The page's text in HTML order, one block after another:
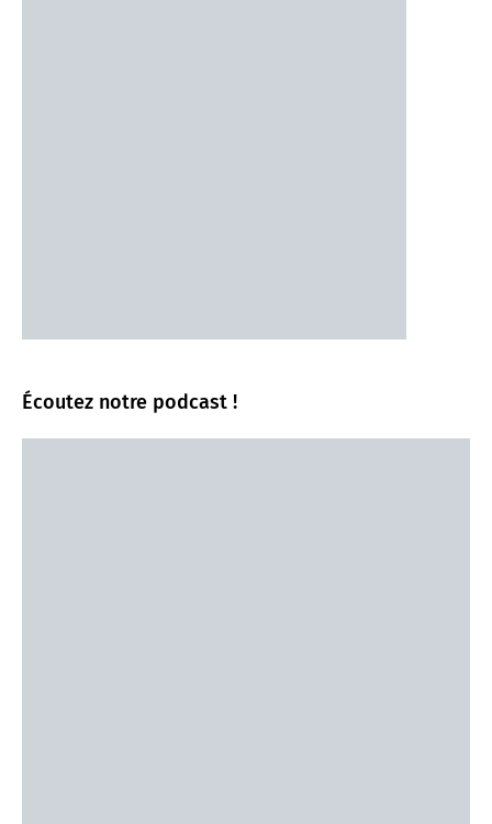
Écoutez notre podcast !